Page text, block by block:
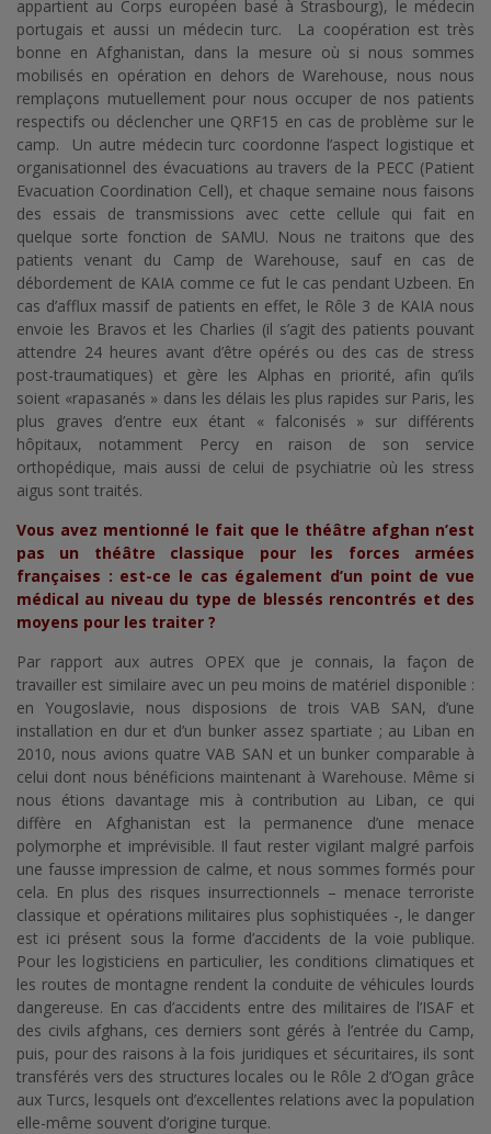
appartient au Corps européen basé à Strasbourg), le médecin
portugais et aussi un médecin turc. La coopération est très
bonne en Afghanistan, dans la mesure où si nous sommes
mobilisés en opération en dehors de Warehouse, nous nous
remplaçons mutuellement pour nous occuper de nos patients
respectifs ou déclencher une QRF15 en cas de problème sur le
camp. Un autre médecin turc coordonne l’aspect logistique et
organisationnel des évacuations au travers de la PECC (Patient
Evacuation Coordination Cell), et chaque semaine nous faisons
des essais de transmissions avec cette cellule qui fait en
quelque sorte fonction de SAMU. Nous ne traitons que des
patients venant du Camp de Warehouse, sauf en cas de
débordement de KAIA comme ce fut le cas pendant Uzbeen. En
cas d’afflux massif de patients en effet, le Rôle 3 de KAIA nous
envoie les Bravos et les Charlies (il s’agit des patients pouvant
attendre 24 heures avant d’être opérés ou des cas de stress
post-traumatiques) et gère les Alphas en priorité, afin qu’ils
soient «rapasanés » dans les délais les plus rapides sur Paris, les
plus graves d’entre eux étant « falconisés » sur différents
hôpitaux, notamment Percy en raison de son service
orthopédique, mais aussi de celui de psychiatrie où les stress
aigus sont traités.
Vous avez mentionné le fait que le théâtre afghan n’est
pas un théâtre classique pour les forces armées
françaises : est-ce le cas également d’un point de vue
médical au niveau du type de blessés rencontrés et des
moyens pour les traiter ?
Par rapport aux autres OPEX que je connais, la façon de
travailler est similaire avec un peu moins de matériel disponible :
en Yougoslavie, nous disposions de trois VAB SAN, d’une
installation en dur et d’un bunker assez spartiate ; au Liban en
2010, nous avions quatre VAB SAN et un bunker comparable à
celui dont nous bénéficions maintenant à Warehouse. Même si
nous étions davantage mis à contribution au Liban, ce qui
diffère en Afghanistan est la permanence d’une menace
polymorphe et imprévisible. Il faut rester vigilant malgré parfois
une fausse impression de calme, et nous sommes formés pour
cela. En plus des risques insurrectionnels – menace terroriste
classique et opérations militaires plus sophistiquées -, le danger
est ici présent sous la forme d’accidents de la voie publique.
Pour les logisticiens en particulier, les conditions climatiques et
les routes de montagne rendent la conduite de véhicules lourds
dangereuse. En cas d’accidents entre des militaires de l’ISAF et
des civils afghans, ces derniers sont gérés à l’entrée du Camp,
puis, pour des raisons à la fois juridiques et sécuritaires, ils sont
transférés vers des structures locales ou le Rôle 2 d’Ogan grâce
aux Turcs, lesquels ont d’excellentes relations avec la population
elle-même souvent d’origine turque.